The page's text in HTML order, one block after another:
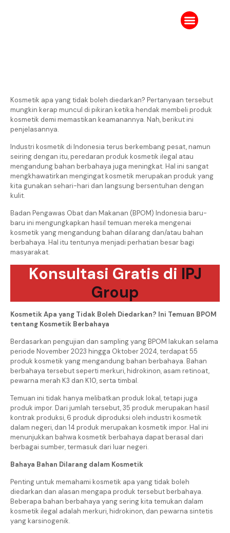
Kosmetik apa yang tidak boleh diedarkan? Pertanyaan tersebut
mungkin kerap muncul di pikiran ketika hendak membeli produk
kosmetik demi memastikan keamanannya. Nah, berikut ini
penjelasannya.
Industri kosmetik di Indonesia terus berkembang pesat, namun
seiring dengan itu, peredaran produk kosmetik ilegal atau
mengandung bahan berbahaya juga meningkat. Hal ini sangat
mengkhawatirkan mengingat kosmetik merupakan produk yang
kita gunakan sehari-hari dan langsung bersentuhan dengan
kulit.
Badan Pengawas Obat dan Makanan (BPOM) Indonesia baru-
baru ini mengungkapkan hasil temuan mereka mengenai
kosmetik yang mengandung bahan dilarang dan/atau bahan
berbahaya. Hal itu tentunya menjadi perhatian besar bagi
masyarakat.
Konsultasi Gratis di IPJ
Group
Kosmetik Apa yang Tidak Boleh Diedarkan? Ini Temuan BPOM
tentang Kosmetik Berbahaya
Berdasarkan pengujian dan sampling yang BPOM lakukan selama
periode November 2023 hingga Oktober 2024, terdapat 55
produk kosmetik yang mengandung bahan berbahaya. Bahan
berbahaya tersebut seperti merkuri, hidrokinon, asam retinoat,
pewarna merah K3 dan K10, serta timbal.
Temuan ini tidak hanya melibatkan produk lokal, tetapi juga
produk impor. Dari jumlah tersebut, 35 produk merupakan hasil
kontrak produksi, 6 produk diproduksi oleh industri kosmetik
dalam negeri, dan 14 produk merupakan kosmetik impor. Hal ini
menunjukkan bahwa kosmetik berbahaya dapat berasal dari
berbagai sumber, termasuk dari luar negeri.
Bahaya Bahan Dilarang dalam Kosmetik
Penting untuk memahami kosmetik apa yang tidak boleh
diedarkan dan alasan mengapa produk tersebut berbahaya.
Beberapa bahan berbahaya yang sering kita temukan dalam
kosmetik ilegal adalah merkuri, hidrokinon, dan pewarna sintetis
yang karsinogenik.